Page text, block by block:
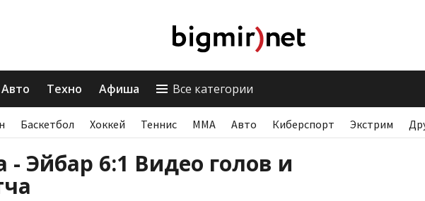
Авто Техно Афиша Все категории
Баскетбол Хоккей Теннис ММА Авто Киберспорт Экстрим
- Эйбар 6:1 Видео голов и